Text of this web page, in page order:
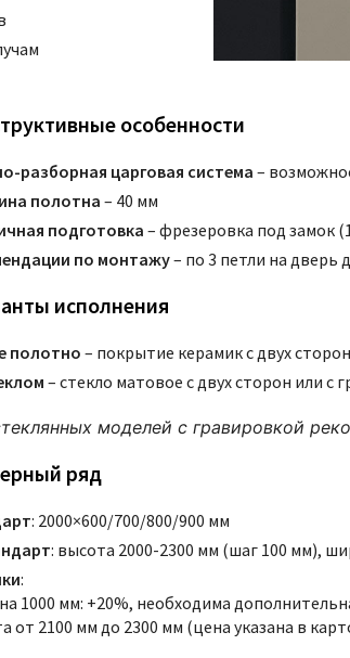
особенности
разборная царговая система –
полотна – 40 мм
подготовка – фрезеровка под замок
по монтажу– по 3 петли на дверь
исполнения
полотно – покрытие керамик с двух
– стекло матовое с двух сторон или с
моделей с гравировкой
ряд
: 2000×600/700/800/900 мм
: высота 2000-2300 мм (шаг 100 мм),
:
1000 мм: +20%, необходима
от 2100 мм до 2300 мм (цена указана в